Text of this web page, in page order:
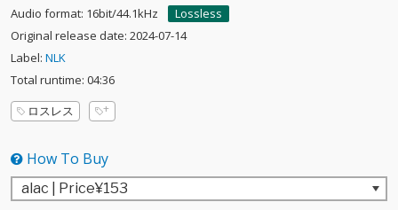
Audio format: 16bit/44.1kHz
Lossless
Original release date: 2024-07-14
Label: NLK
Total runtime: 04:36
ロスレス
How To Buy